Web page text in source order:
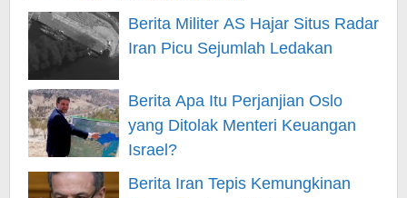
Berita Militer AS Hajar Situs Radar
Iran Picu Sejumlah Ledakan
Berita Apa Itu Perjanjian Oslo
yang Ditolak Menteri Keuangan
Israel?
Berita Iran Tepis Kemungkinan